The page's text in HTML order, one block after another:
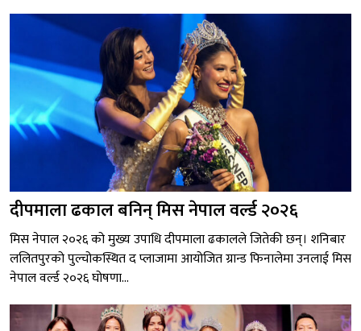
दीपमाला ढकाल बनिन् मिस नेपाल वर्ल्ड २०२६
मिस नेपाल २०२६ को मुख्य उपाधि दीपमाला ढकालले जितेकी छन्। शनिबार
ललितपुरको पुल्चोकस्थित द प्लाजामा आयोजित ग्रान्ड फिनालेमा उनलाई मिस
नेपाल वर्ल्ड २०२६ घोषणा...